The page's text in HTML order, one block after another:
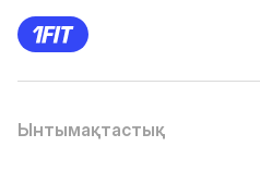
Ынтымақтастық